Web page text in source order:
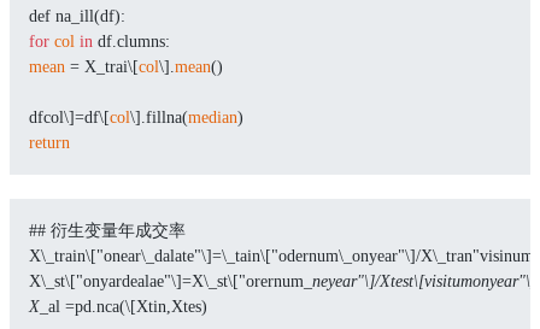
def na_ill(df):
for col in df.clumns:
mean = X_trai\[col\]. mean()
dfcol\]=df\[col\].fillna(median)
return
## 衍生变量年成交率
X\_train\["onear\_dalate"\]=\_tain\["odernum\_onyear"\]/
X\_st\["onyardealae"\]=X\_st\["orernum _neyear"\]/Xtest\[visitumonyear"\]
X_ al =pd.nca(\[Xtin,Xtes)